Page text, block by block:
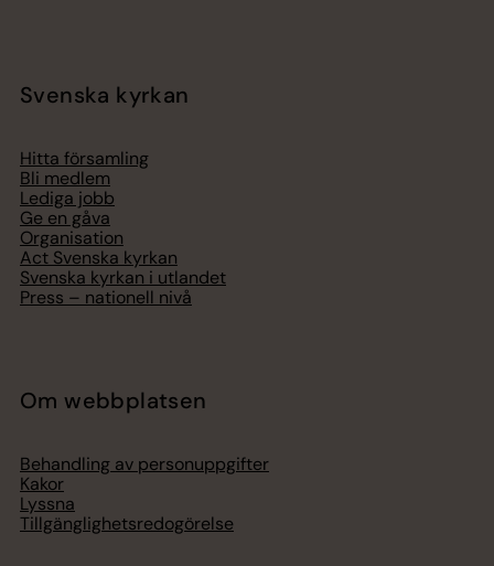
Svenska kyrkan
Hitta församling
Bli medlem
Lediga jobb
Ge en gåva
Organisation
Act Svenska kyrkan
Svenska kyrkan i utlandet
Press – nationell nivå
Om webbplatsen
Behandling av personuppgifter
Kakor
Lyssna
Tillgänglighetsredogörelse